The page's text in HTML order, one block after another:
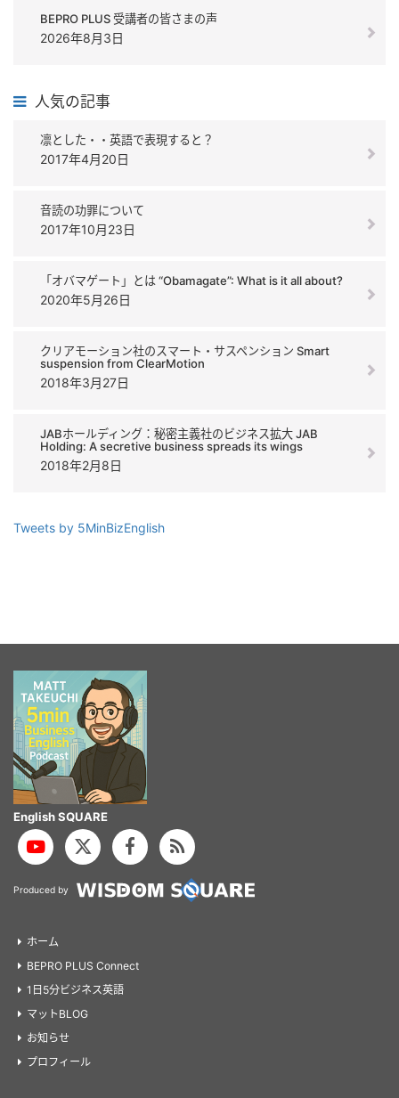
BEPRO PLUS 受講者の皆さまの声
2026年8月3日
人気の記事
凛とした・・英語で表現すると？
2017年4月20日
音読の功罪について
2017年10月23日
「オバマゲート」とは “Obamagate”: What is it all about?
2020年5月26日
クリアモーション社のスマート・サスペンション Smart
suspension from ClearMotion
2018年3月27日
JABホールディング：秘密主義社のビジネス拡大 JAB
Holding: A secretive business spreads its wings
2018年2月8日
Tweets by 5MinBizEnglish
English SQUARE
Produced by
ホーム
BEPRO PLUS Connect
1日5分ビジネス英語
マットBLOG
お知らせ
プロフィール